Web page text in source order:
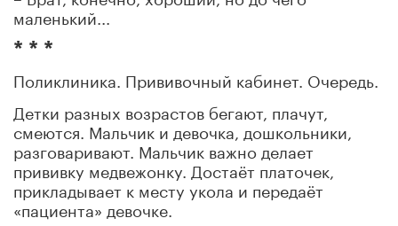
маленький...
* * *
Поликлиника. Прививочный кабинет. Очередь.
Детки разных возрастов бегают, плачут,
смеются. Мальчик и девочка, дошкольники,
разговаривают. Мальчик важно делает
прививку медвежонку. Достаёт платочек,
прикладывает к месту укола и передаёт
«пациента» девочке.